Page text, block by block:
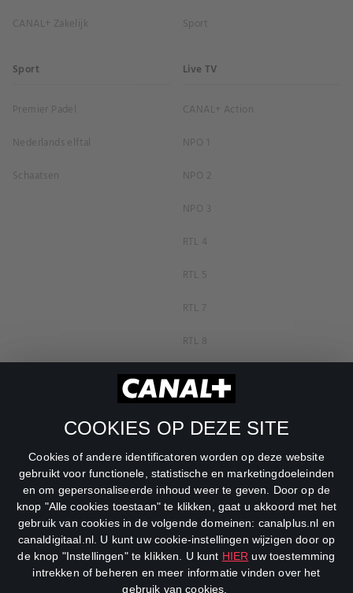
COOKIES OP DEZE SITE
Cookies of andere identificatoren worden op deze website
gebruikt voor functionele, statistische en marketingdoeleinden
en om gepersonaliseerde inhoud weer te geven. Door op de
knop "Alle cookies toestaan" te klikken, gaat u akkoord met het
gebruik van cookies in de volgende domeinen: canalplus.nl en
canaldigitaal.nl. U kunt uw cookie-instellingen wijzigen door op
de knop "Instellingen" te klikken. U kunt HIER uw toestemming
intrekken of beheren en meer informatie vinden over het
gebruik van cookies.
CANAL+ Zakelijk
Sport
Sport
Premier Padel
Nederlands elftal
Schaatsen
Live TV
CANAL+ Action
NPO 1
NPO 2
NPO 3
RTL 4
RTL 5
RTL 7
RTL 8
RTL Z
SBS6
Veronica
DreamWorks Channel